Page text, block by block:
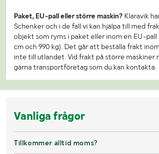
Paket, EU-pall eller större maskin? Klaravik
Schenker och i de fall vi kan hjälpa till med
objekt som ryms i paket eller inom en EU-pall
cm och 990 kg). Det går att beställa frakt
inte till utlandet. Vid frakt på större maskiner
gärna transportföretag som du kan kontakta.
Vanliga frågor
Tillkommer alltid moms?